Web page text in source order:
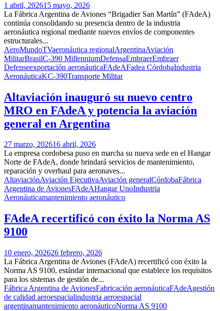
1 abril, 202615 mayo, 2026
La Fábrica Argentina de Aviones “Brigadier San Martín” (FAdeA)
continúa consolidando su presencia dentro de la industria
aeronáutica regional mediante nuevos envíos de componentes
estructurales...
AeroMundoTVaeronáutica regionalArgentinaAviación
MilitarBrasilC-390 MillenniumDefensaEmbraerEmbraer
Defenseexportación aeronáuticaFAdeAFadea CórdobaIndustria
AeronáuticaKC-390Transporte Militar
Altaviación inauguró su nuevo centro
MRO en FAdeA y potencia la aviación
general en Argentina
27 marzo, 202616 abril, 2026
La empresa cordobesa puso en marcha su nueva sede en el Hangar
Norte de FAdeA, donde brindará servicios de mantenimiento,
reparación y overhaul para aeronaves...
AltaviaciónAviación EjecutivaAviación generalCórdobaFábrica
Argentina de AvionesFAdeAHangar UnoIndustria
Aeronáuticamantenimiento aeronáutico
FAdeA recertificó con éxito la Norma AS
9100
10 enero, 202626 febrero, 2026
La Fábrica Argentina de Aviones (FAdeA) recertificó con éxito la
Norma AS 9100, estándar internacional que establece los requisitos
para los sistemas de gestión de...
Fábrica Argentina de AvionesFabricación aeronáuticaFAdeAgestión
de calidad aeroespacialindustria aeroespacial
argentinamantenimiento aeronáuticoNorma AS 9100